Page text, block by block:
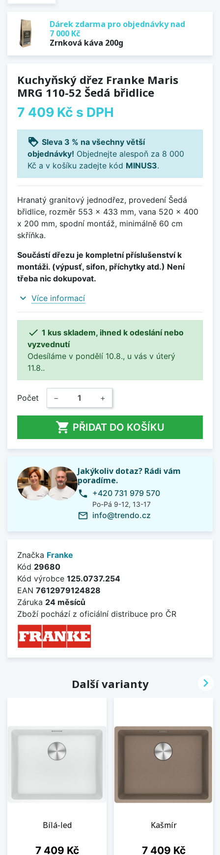
Dárek zdarma pro objednávky nad
7 000 Kč
Zrnková káva 200g
Kuchyňský dřez Franke Maris
MRG 110-52 Šedá břidlice
7 409 Kč s DPH
loyalty Sleva 3 % na všechny větší
objednávky! Objednejte alespoň za 8 000
Kč a v košíku zadejte kód MINUS3.
Hranatý granitový jednodřez, provedení Šedá
břidlice, rozměr 553 x 433 mm, vana 520 x 400
x 200 mm, spodní montáž, minimálně 60 cm
skříňka.
Součástí dřezu je kompletní příslušenství k
montáži. (výpusť, sifon, příchytky atd.) Není
třeba nic dokupovat.
expand_more Více informací
 1 kus skladem, ihned k odeslání nebo
vyzvednutí
Odesíláme v pondělí 10.8., u vás v úterý
11.8..
Počet − +
 PŘIDAT DO KOŠÍKU
Jakýkoliv dotaz? Rádi vám
poradíme.
phone +420 731 979 570
Po-Pá 9-12, 13-17
mail_outline info@trendo.cz
Značka Franke
Kód 29680
Kód výrobce 125.0737.254
EAN 7612979124828
Záruka 24 měsíců
Zboží pochází z oficiální distribuce pro ČR
Další varianty
Bílá-led
Cena
7 409 Kč
Kašmír
Cena
7 409 Kč
